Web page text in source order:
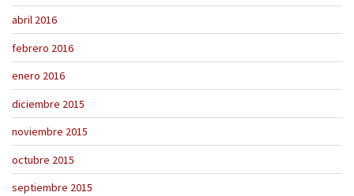
abril 2016
febrero 2016
enero 2016
diciembre 2015
noviembre 2015
octubre 2015
septiembre 2015